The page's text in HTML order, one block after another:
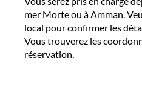
mer Morte ou à Amman.
local pour confirmer les
Vous trouverez les
réservation.